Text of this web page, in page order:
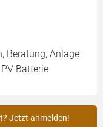
Beratung, Anlage
Batterie
Jetzt anmelden!